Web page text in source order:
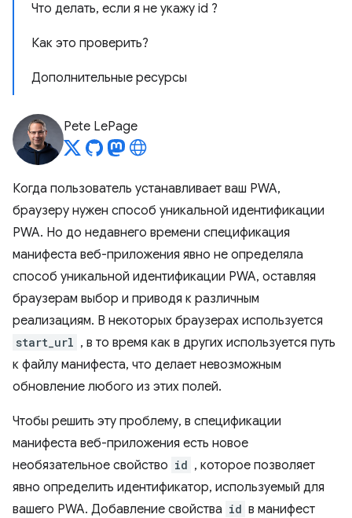
Что делать, если я не укажу id ?
Как это проверить?
Дополнительные ресурсы
Pete LePage
Когда пользователь устанавливает ваш PWA,
браузеру нужен способ уникальной идентификации
PWA. Но до недавнего времени спецификация
манифеста веб-приложения явно не определяла
способ уникальной идентификации PWA, оставляя
браузерам выбор и приводя к различным
реализациям. В некоторых браузерах используется
start_url , в то время как в других используется путь
к файлу манифеста, что делает невозможным
обновление любого из этих полей.
Чтобы решить эту проблему, в спецификации
манифеста веб-приложения есть новое
необязательное свойство id , которое позволяет
явно определить идентификатор, используемый для
вашего PWA. Добавление свойства id в манифест